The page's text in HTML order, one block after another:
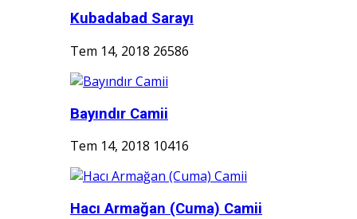
Kubadabad Sarayı
Tem 14, 2018 26586
Bayındır Camii
Tem 14, 2018 10416
Hacı Armağan (Cuma) Camii